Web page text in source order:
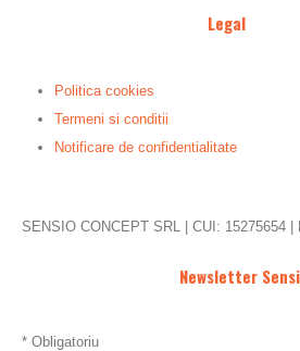
Legal
Politica cookies
Termeni si conditii
Notificare de confidentialitate
SENSIO CONCEPT SRL | CUI: 15275654 |
Newsletter
* Obligatoriu